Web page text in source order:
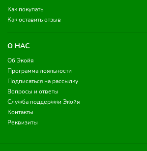
Как покупать
Как оставить отзыв
О НАС
Об Экойя
Программа лояльности
Подписаться на рассылку
Вопросы и ответы
Служба поддержки Экойя
Контакты
Реквизиты